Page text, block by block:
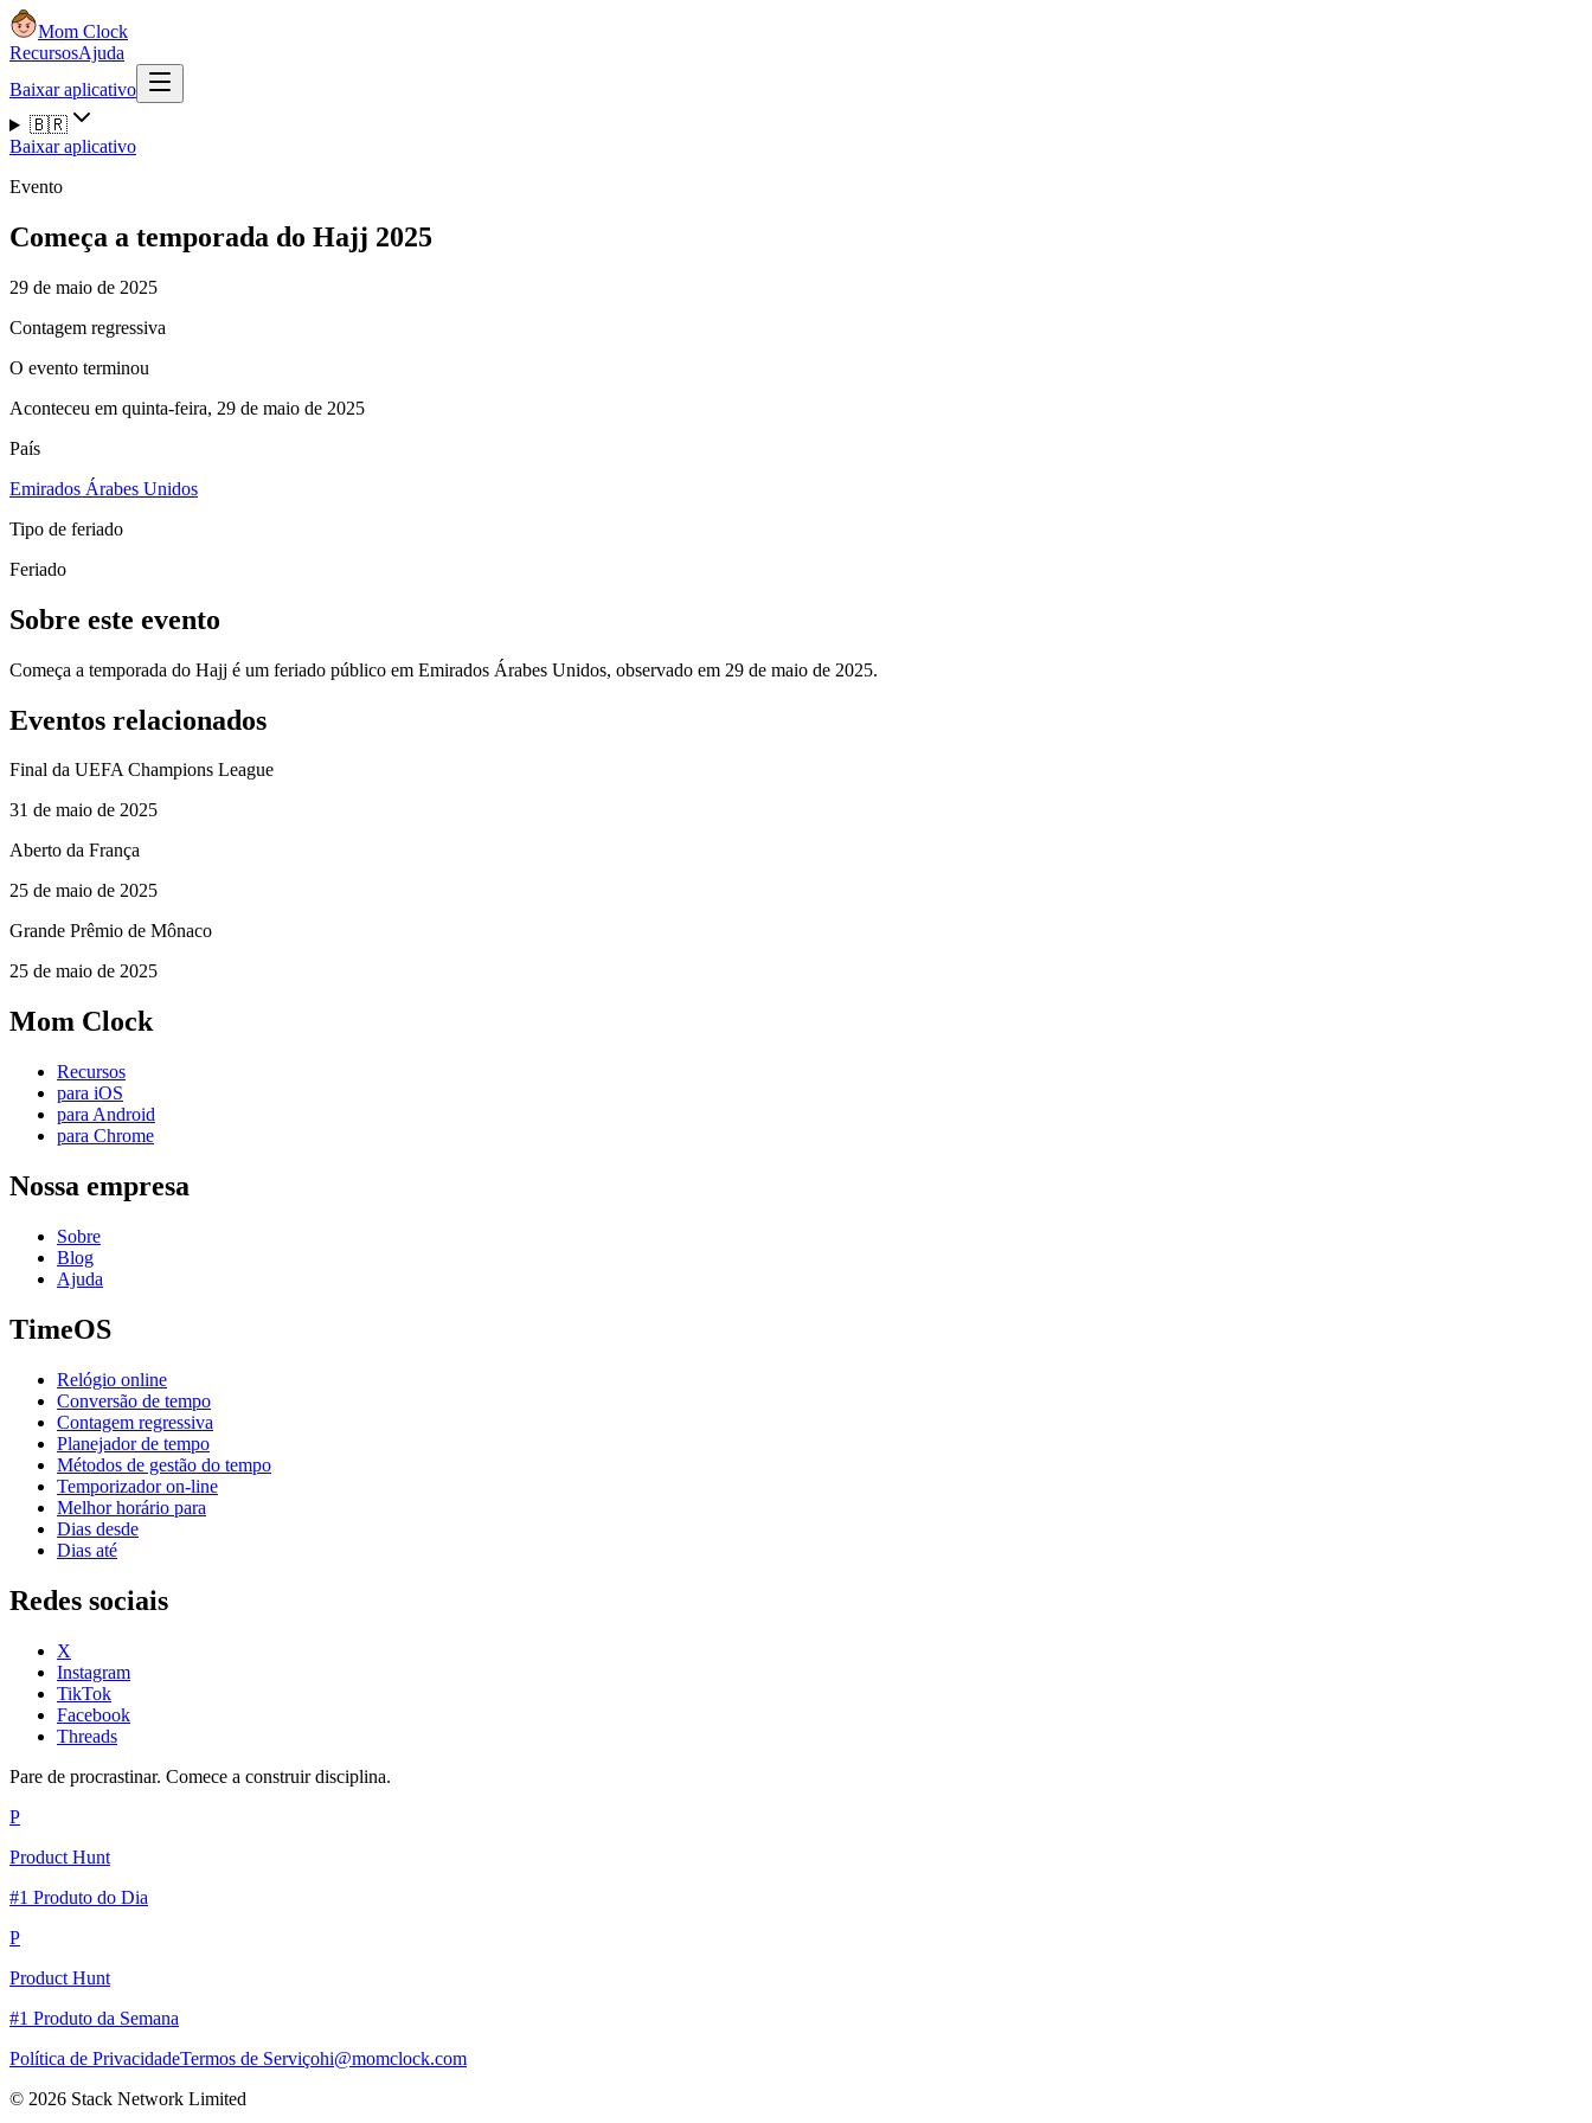
Mom Clock
RecursosAjuda
Baixar aplicativo
🇧🇷
Baixar aplicativo
Evento
Começa a temporada do Hajj 2025
29 de maio de 2025
Contagem regressiva
O evento terminou
Aconteceu em quinta-feira, 29 de maio de 2025
País
Emirados Árabes Unidos
Tipo de feriado
Feriado
Sobre este evento
Começa a temporada do Hajj é um feriado público em Emirados Árabes Unidos, observado em 29 de maio de 2025.
Eventos relacionados
Final da UEFA Champions League
31 de maio de 2025
Aberto da França
25 de maio de 2025
Grande Prêmio de Mônaco
25 de maio de 2025
Mom Clock
Recursos
para iOS
para Android
para Chrome
Nossa empresa
Sobre
Blog
Ajuda
TimeOS
Relógio online
Conversão de tempo
Contagem regressiva
Planejador de tempo
Métodos de gestão do tempo
Temporizador on-line
Melhor horário para
Dias desde
Dias até
Redes sociais
X
Instagram
TikTok
Facebook
Threads
Pare de procrastinar. Comece a construir disciplina.
P
Product Hunt
#1 Produto do Dia
P
Product Hunt
#1 Produto da Semana
Política de PrivacidadeTermos de Serviçohi@momclock.com
© 2026 Stack Network Limited